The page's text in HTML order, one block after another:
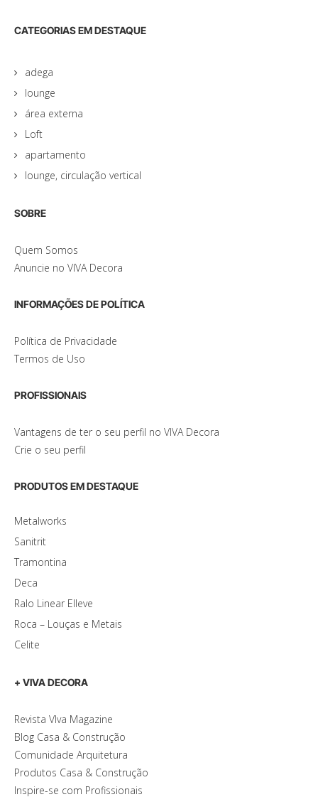
CATEGORIAS EM DESTAQUE
adega
lounge
área externa
Loft
apartamento
lounge, circulação vertical
SOBRE
Quem Somos
Anuncie no VIVA Decora
INFORMAÇÕES DE POLÍTICA
Política de Privacidade
Termos de Uso
PROFISSIONAIS
Vantagens de ter o seu perfil no VIVA Decora
Crie o seu perfil
PRODUTOS EM DESTAQUE
Metalworks
Sanitrit
Tramontina
Deca
Ralo Linear Elleve
Roca – Louças e Metais
Celite
+ VIVA DECORA
Revista VIva Magazine
Blog Casa & Construção
Comunidade Arquitetura
Produtos Casa & Construção
Inspire-se com Profissionais